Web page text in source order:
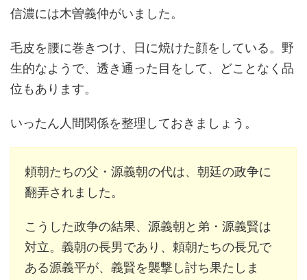
信濃には木曽義仲がいました。
毛皮を腰に巻きつけ、日に焼けた顔をしている。野
生的なようで、透き通った目をして、どことなく品
位もあります。
いったん人間関係を整理しておきましょう。
頼朝たちの父・源義朝の代は、朝廷の政争に
翻弄されました。
こうした政争の結果、源義朝と弟・源義賢は
対立。義朝の長男であり、頼朝たちの長兄で
ある源義平が、義賢を襲撃し討ち果たしま